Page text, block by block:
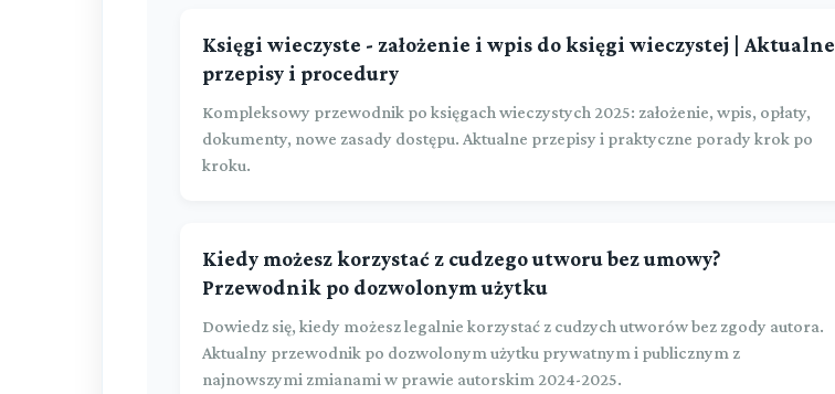
Księgi wieczyste - założenie i wpis do księgi wieczystej | Aktualne
przepisy i procedury
Kompleksowy przewodnik po księgach wieczystych 2025: założenie, wpis, opłaty,
dokumenty, nowe zasady dostępu. Aktualne przepisy i praktyczne porady krok po
kroku.
Kiedy możesz korzystać z cudzego utworu bez umowy?
Przewodnik po dozwolonym użytku
Dowiedz się, kiedy możesz legalnie korzystać z cudzych utworów bez zgody autora.
Aktualny przewodnik po dozwolonym użytku prywatnym i publicznym z
najnowszymi zmianami w prawie autorskim 2024-2025.